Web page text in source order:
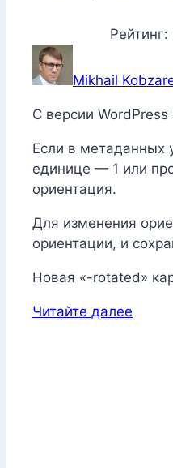
Рейтинг:
Mikhail
С версии
Если в метаданных
единице — 1 или
ориентация.
Для изменения
ориентации, и
Новая «-rotated»
Читайте далее